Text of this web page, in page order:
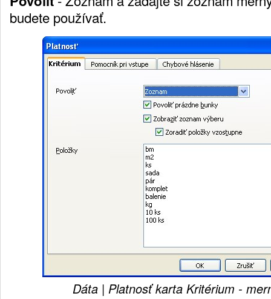
budete používať.
Dáta | Platnosť karta Kritérium -